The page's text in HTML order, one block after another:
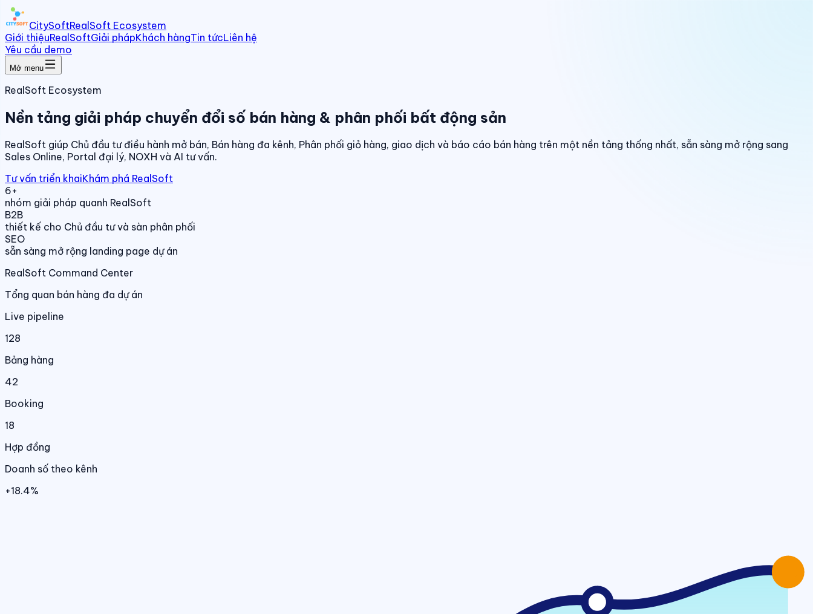
CitySoftRealSoft Ecosystem
Giới thiệuRealSoftGiải phápKhách hàngTin tứcLiên hệ
Yêu cầu demo
Mở menu
RealSoft Ecosystem
Nền tảng giải pháp chuyển đổi số bán hàng & phân phối bất động sản
RealSoft giúp Chủ đầu tư điều hành mở bán, Bán hàng đa kênh, Phân phối giỏ hàng, giao dịch và báo cáo bán hàng trên một nền tảng thống nhất, sẵn sàng mở rộng sang
Sales Online, Portal đại lý, NOXH và AI tư vấn.
Tư vấn triển khaiKhám phá RealSoft
6+
nhóm giải pháp quanh RealSoft
B2B
thiết kế cho Chủ đầu tư và sàn phân phối
SEO
sẵn sàng mở rộng landing page dự án
RealSoft Command Center
Tổng quan bán hàng đa dự án
Live pipeline
128
Bảng hàng
42
Booking
18
Hợp đồng
Doanh số theo kênh
+18.4%